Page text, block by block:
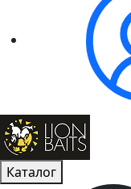
Каталог